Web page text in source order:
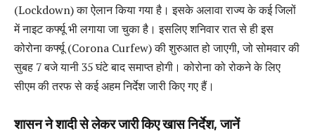
(Lockdown) का ऐलान किया गया है। इसके अलावा राज्य के कई जिलों
में नाइट कर्फ्यू भी लगाया जा चुका है। इसलिए शनिवार रात से ही इस
कोरोना कर्फ्यू (Corona Curfew) की शुरुआत हो जाएगी, जो सोमवार की
सुबह 7 बजे यानी 35 घंटे बाद समाप्त होगी। कोरोना को रोकने के लिए
सीएम की तरफ से कई अहम निर्देश जारी किए गए हैं।
शासन ने शादी से लेकर जारी किए खास निर्देश, जानें